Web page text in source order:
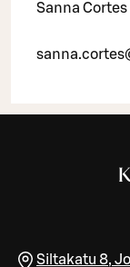
Sanna Cortes
Siltakatu 8,